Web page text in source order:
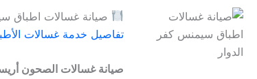
صيانة غسالات اطباق
تفاصيل خدمة غسالات
صيانة غسالات الصحون